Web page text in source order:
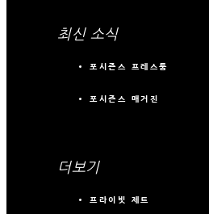
최신 소식
포시즌스 프레스룸
포시즌스 매거진
더보기
프라이빗 제트